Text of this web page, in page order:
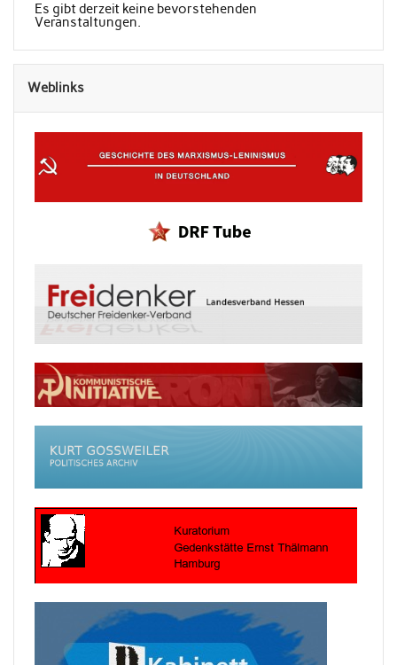
Es gibt derzeit keine bevorstehenden
Veranstaltungen.
Weblinks